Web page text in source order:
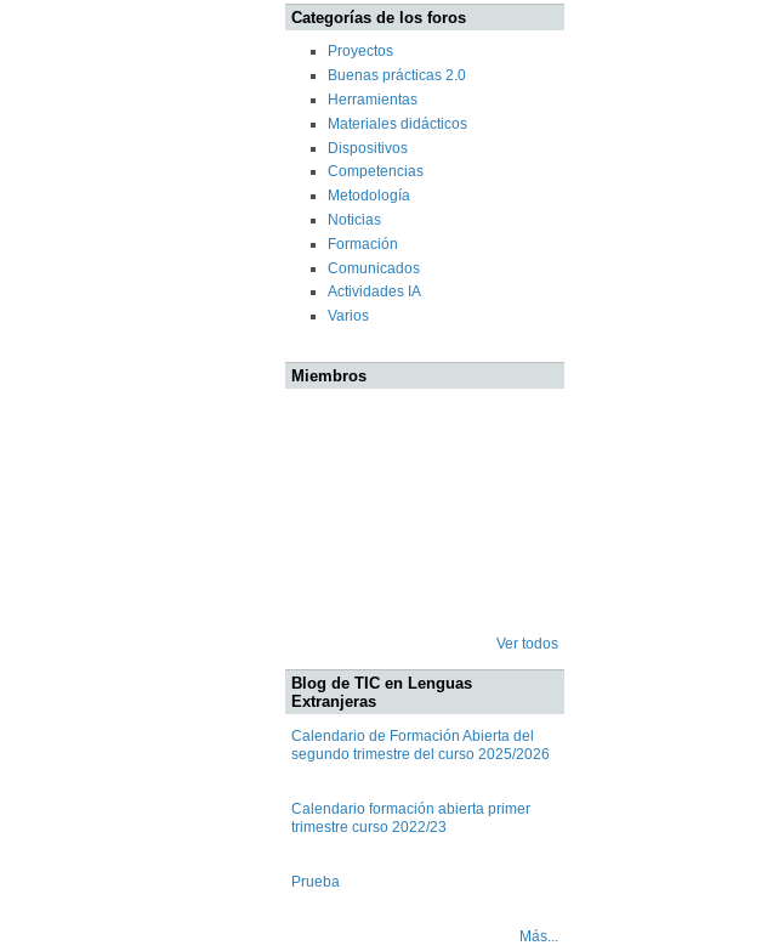
Categorías de los foros
Proyectos
Buenas prácticas 2.0
Herramientas
Materiales didácticos
Dispositivos
Competencias
Metodología
Noticias
Formación
Comunicados
Actividades IA
Varios
Miembros
Ver todos
Blog de TIC en Lenguas
Extranjeras
Calendario de Formación Abierta del
segundo trimestre del curso 2025/2026
Calendario formación abierta primer
trimestre curso 2022/23
Prueba
Más...